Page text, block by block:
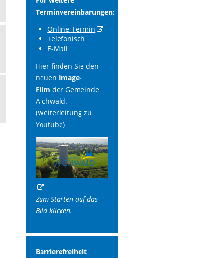
Terminvereinbarungen:
Online-Termin
Telefonisch
E-Mail
Hier finden Sie den
neuen Image-
Film der Gemeinde
Aichwald.
(Weiterleitung zu
Youtube)
Zum Starten auf das
Bild klicken.
Barrierefreiheit